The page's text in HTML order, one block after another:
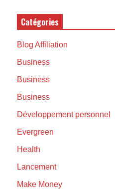
Catégories
Blog Affiliation
Business
Business
Business
Développement personnel
Evergreen
Health
Lancement
Make Money